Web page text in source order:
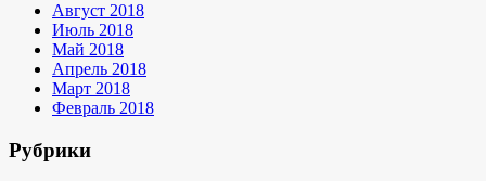
Август 2018
Июль 2018
Май 2018
Апрель 2018
Март 2018
Февраль 2018
Рубрики